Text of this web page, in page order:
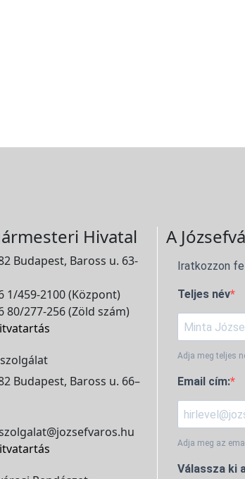
Hivatal
Budapest, Baross u. 63-
1/459-2100 (Központ)
80/277-256 (Zöld szám)
Budapest, Baross u. 66–
A
Iratkozzon
Teljes név
Adja meg teljes
Email cím:
Adja meg az
Válassza ki